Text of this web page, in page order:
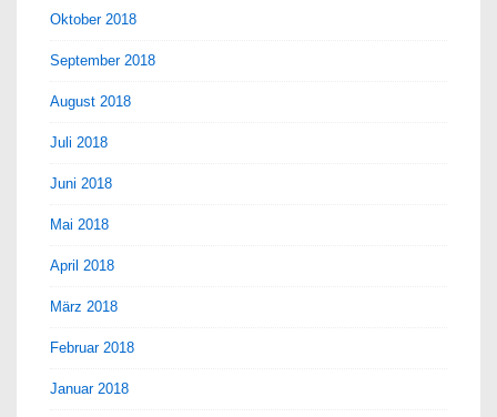
Oktober 2018
September 2018
August 2018
Juli 2018
Juni 2018
Mai 2018
April 2018
März 2018
Februar 2018
Januar 2018